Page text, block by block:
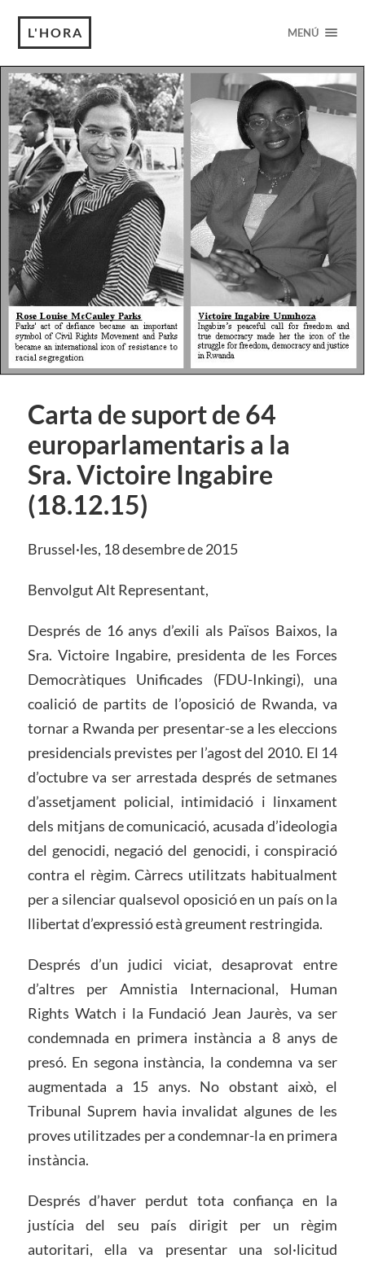
L'HORA MENÚ
Carta de suport de 64
europarlamentaris a la
Sra. Victoire Ingabire
(18.12.15)
Brussel·les, 18 desembre de 2015
Benvolgut Alt Representant,
Després de 16 anys d’exili als Països Baixos, la
Sra. Victoire Ingabire, presidenta de les Forces
Democràtiques Unificades (FDU-Inkingi), una
coalició de partits de l’oposició de Rwanda, va
tornar a Rwanda per presentar-se a les eleccions
presidencials previstes per l’agost del 2010. El 14
d’octubre va ser arrestada després de setmanes
d’assetjament policial, intimidació i linxament
dels mitjans de comunicació, acusada d’ideologia
del genocidi, negació del genocidi, i conspiració
contra el règim. Càrrecs utilitzats habitualment
per a silenciar qualsevol oposició en un país on la
llibertat d’expressió està greument restringida.
Després d’un judici viciat, desaprovat entre
d’altres per Amnistia Internacional, Human
Rights Watch i la Fundació Jean Jaurès, va ser
condemnada en primera instància a 8 anys de
presó. En segona instància, la condemna va ser
augmentada a 15 anys. No obstant això, el
Tribunal Suprem havia invalidat algunes de les
proves utilitzades per a condemnar-la en primera
instància.
Després d’haver perdut tota confiança en la
justícia del seu país dirigit per un règim
autoritari, ella va presentar una sol·licitud